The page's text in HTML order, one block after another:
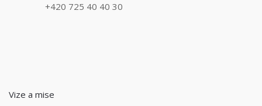
+420 725 40 40 30
Vize a mise